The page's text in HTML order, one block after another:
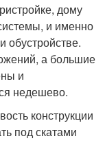
дому
и именно
обустройстве.
а большие
и
недешево.
конструкции
под скатами